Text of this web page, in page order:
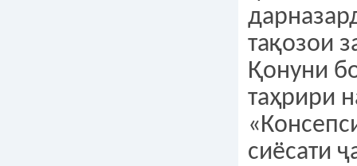
тақозои
Қонуни
таҳрири
сиёсати